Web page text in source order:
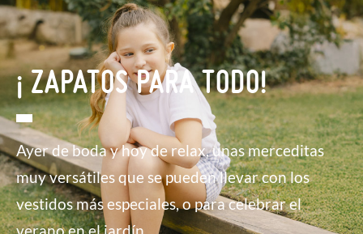
¡ ZAPATOS PARA TODO!
Ayer de boda y hoy de relax, unas merceditas
muy versátiles que se pueden llevar con los
vestidos más especiales, o para celebrar el